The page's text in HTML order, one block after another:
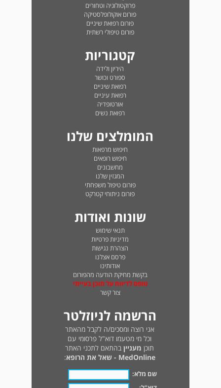
פרוקטולוגיה וטחורים
פורום אוקולופלסטיקה
פורום רפואת שיניים
פורום טיפולי רשתית
קטגוריות
היריון ולידה
ספורט וכושר
רפואת שיניים
רפואת עיניים
אורטופדיה
רפואת נשים
המומלצים שלנו
חיפוש מרפאות
חיפוש רופאים
מחשבונים
המגזין שלנו
פורום טיפול משפחתי
פורום ניתוחי קטרקט
שונות ואודות
תנאי שימוש
מדיניות פרטיות
הצהרת נגישות
פרסם אצלנו
אודותינו
בקשת מחיקת הודעה מהפורום
טופס לדיווח על תוכן בעייתי
צור קשר
הרשמה לניוזלטר
אני רוצה ומסכים/ה לקבל מהאתר
וכל מי מטעמו דוא"ל פרסומי עם
תוכן מעניין בהתאם לתכני האתר
MedOnline - שאל את הרופא
:
שם מלא: